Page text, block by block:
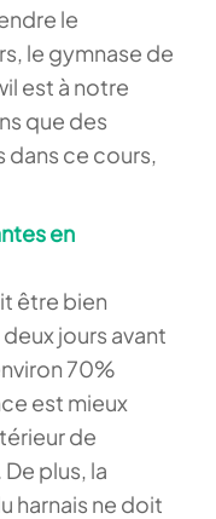
le
le gymnase de
est à notre
que des
dans ce cours,
en
être bien
jours avant
70%
est mieux
de
plus, la
harnais ne doit